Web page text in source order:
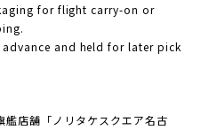
for flight carry-on or
advance and held for later pick
艦店舗「ノリタケスクエア名古